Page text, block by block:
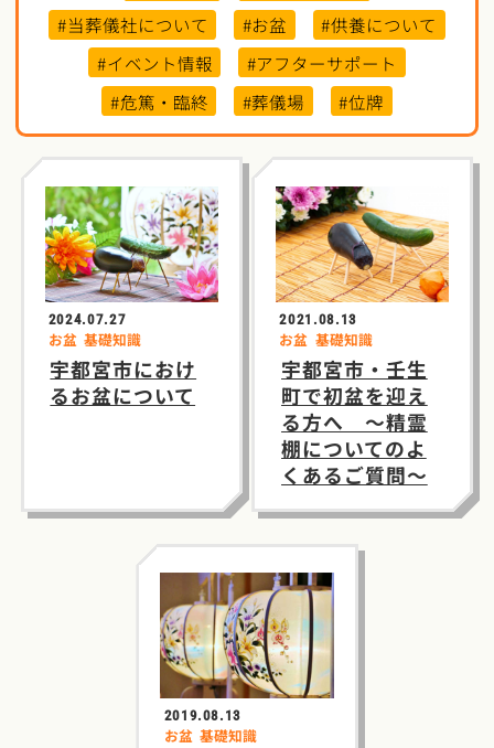
#当葬儀社について
#お盆
#供養について
#イベント情報
#アフターサポート
#危篤・臨終
#葬儀場 #位牌
2024.07.27
お盆 基礎知識
宇都宮市におけ
るお盆について
2021.08.13
お盆 基礎知識
宇都宮市・壬生
町で初盆を迎え
る方へ ～精霊
棚についてのよ
くあるご質問～
2019.08.13
お盆 基礎知識